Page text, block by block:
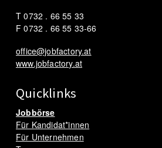
T 0732 . 66 55 33
F 0732 . 66 55 33-66
office@jobfactory.at
www.jobfactory.at
Quicklinks
Jobbörse
Für Kandidat*innen
Für Unternehmen